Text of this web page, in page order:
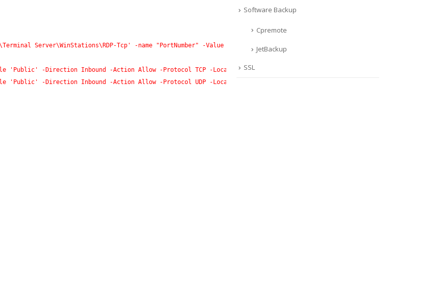
Server\WinStations\RDP-Tcp' -name "PortNumber" -Value $portvalue
'Public' -Direction Inbound -Action Allow -Protocol TCP -LocalPort $portvalue
'Public' -Direction Inbound -Action Allow -Protocol UDP -LocalPort
Software Backup
Cpremote
JetBackup
SSL